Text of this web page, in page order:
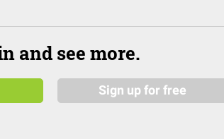
and see more.
Sign up for free